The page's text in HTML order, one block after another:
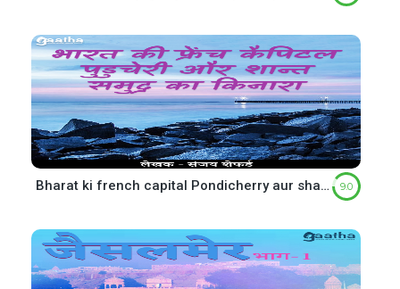
Bharat ki french capital Pondicherry aur shant samundra ka kinara ( भारत की फ्रेंच कैपिटल पुदुचेरी और शान्त समुद्र का किनारा) 9.0